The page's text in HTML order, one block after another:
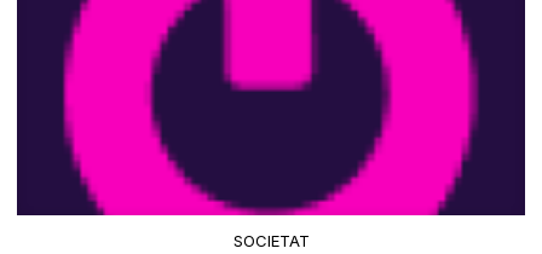
SOCIETAT